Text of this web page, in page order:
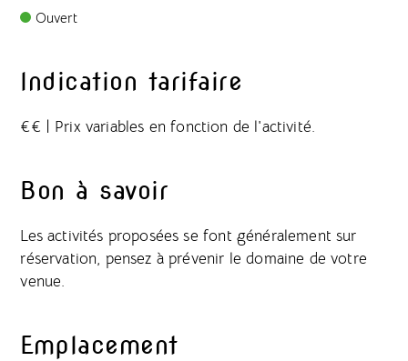
Ouvert
Indication tarifaire
€€ Prix variables en fonction de l'activité.
Bon à savoir
Les activités proposées se font généralement sur
réservation, pensez à prévenir le domaine de votre
venue.
Emplacement